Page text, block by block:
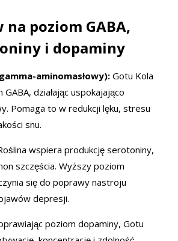
na poziom GABA,
i dopaminy
aminomasłowy): Gotu Kola
działając uspokajająco
Pomaga to w redukcji lęku, stresu
snu.
wspiera produkcję serotoniny,
szczęścia. Wyższy poziom
się do poprawy nastroju
depresji.
poziom dopaminy, Gotu